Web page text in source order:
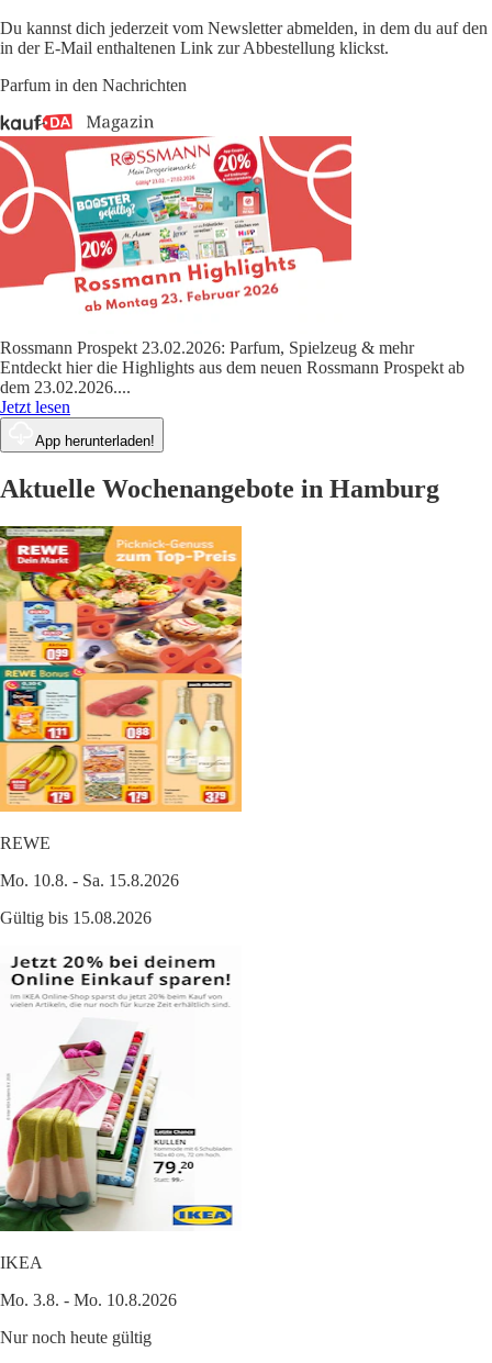
Du kannst dich jederzeit vom Newsletter abmelden, in dem du auf den
in der E-Mail enthaltenen Link zur Abbestellung klickst.
Parfum in den Nachrichten
Rossmann Prospekt 23.02.2026: Parfum, Spielzeug & mehr
Entdeckt hier die Highlights aus dem neuen Rossmann Prospekt ab
dem 23.02.2026....
Jetzt lesen
App herunterladen!
Aktuelle Wochenangebote in Hamburg
REWE
Mo. 10.8. - Sa. 15.8.2026
Gültig bis 15.08.2026
IKEA
Mo. 3.8. - Mo. 10.8.2026
Nur noch heute gültig